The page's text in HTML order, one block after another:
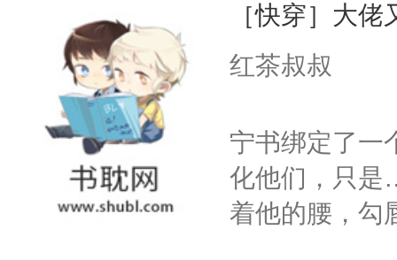
［快穿］大
红茶叔叔
宁书绑定了一
化他们，只是
着他的腰，勾